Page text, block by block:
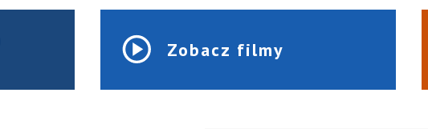
Zobacz filmy